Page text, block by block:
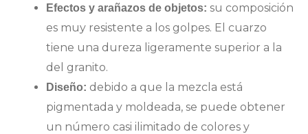
Efectos y arañazos de objetos: su composición
es muy resistente a los golpes. El cuarzo
tiene una dureza ligeramente superior a la
del granito.
Diseño: debido a que la mezcla está
pigmentada y moldeada, se puede obtener
un número casi ilimitado de colores y